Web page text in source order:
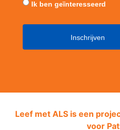
Ik ben geïnteresseerd
Leef met ALS is een
voor